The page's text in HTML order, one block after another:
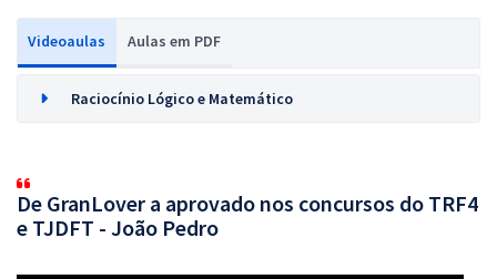
Videoaulas Aulas em PDF
Raciocínio Lógico e Matemático
De GranLover a aprovado nos concursos do TRF4
e TJDFT - João Pedro